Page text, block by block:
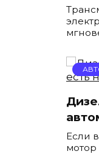
Если